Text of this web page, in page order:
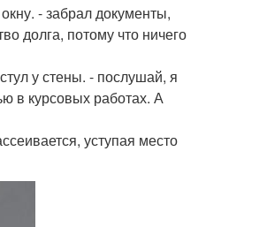
- забрал документы,
долга, потому что ничего
у стены. - послушай, я
в курсовых работах. А
уступая место